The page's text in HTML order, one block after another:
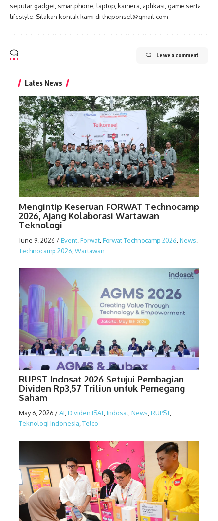
seputar gadget, smartphone, laptop, kamera, aplikasi, game serta
lifestyle. Silakan kontak kami di theponsel@gmail.com
Leave a comment
Lates News
Mengintip Keseruan FORWAT Technocamp
2026, Ajang Kolaborasi Wartawan
Teknologi
June 9, 2026 /Event,Forwat,Forwat Technocamp 2026,News,
Technocamp 2026,Wartawan
RUPST Indosat 2026 Setujui Pembagian
Dividen Rp3,57 Triliun untuk Pemegang
Saham
May 6, 2026 /AI Dividen ISAT, Indosat News RUPST,
Teknologi Indonesia Telco